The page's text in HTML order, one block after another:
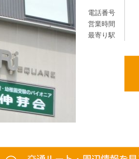
電話番号
営業時間
最寄り駅